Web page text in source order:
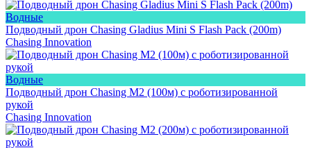
Водные
Подводный дрон Chasing Gladius Mini S Flash Pack (200m)
Chasing Innovation
Водные
Подводный дрон Chasing M2 (100м) с роботизированной
рукой
Chasing Innovation